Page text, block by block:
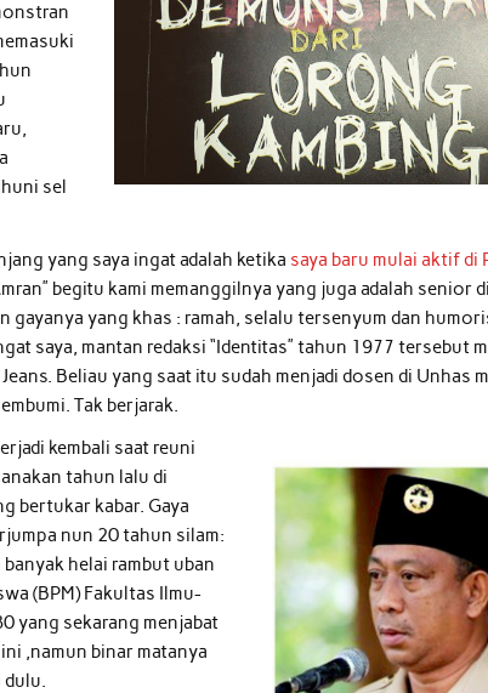
sel
yang saya ingat adalah ketika saya baru mulai aktif di
begitu kami memanggilnya yang juga adalah senior
gayanya yang khas : ramah, selalu tersenyum dan
saya, mantan redaksi “Identitas” tahun 1977 tersebut
Beliau yang saat itu sudah menjadi dosen di Unhas
Tak berjarak.
kembali saat reuni
tahun lalu di
bertukar kabar. Gaya
nun 20 tahun silam:
helai rambut uban
(BPM) Fakultas Ilmu-
yang sekarang menjabat
,namun binar matanya
dulu.